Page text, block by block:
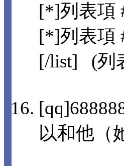
[*]列表項
[*]列表項
[/list] (列
以和他（